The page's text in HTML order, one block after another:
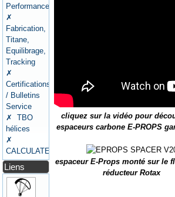
Performances
✗
Fabrication,
Titane,
Equilibrage,
Tracking
✗
Certifications
/ Bulletins
Service
✗ TBO
hélices
✗
CALCULATEURS
Liens
cliquez sur la vidéo pour
espaceurs carbone E-PROPS
espaceur E-Props monté sur le
réducteur Rotax